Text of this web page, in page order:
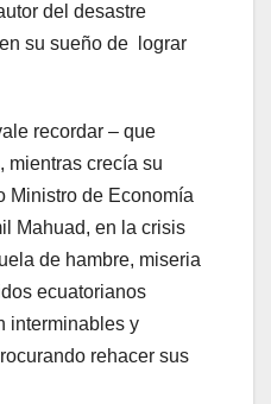
del desastre
su sueño de lograr
recordar – que
mientras crecía su
Ministro de Economía
Mahuad, en la crisis
de hambre, miseria
ecuatorianos
interminables y
rehacer sus